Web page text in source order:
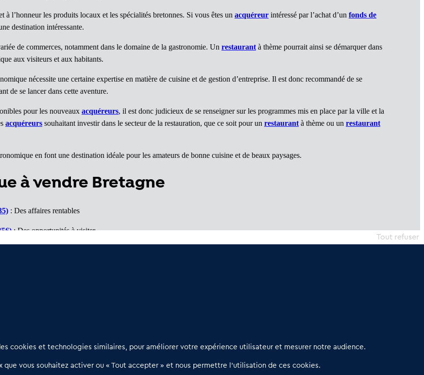
l’honneur les produits locaux et les spécialités bretonnes. Si vous êtes un acquéreur intéressé par l’achat d’un fonds de
destination intéressante.
de commerces, notamment dans le domaine de la gastronomie. Un restaurant à thème pourrait ainsi se démarquer dans
aux visiteurs et aux habitants.
nécessite une certaine expertise en matière de cuisine et de gestion d’entreprise. Il est donc recommandé de se
de se lancer dans cette aventure.
pour les nouveaux acquéreurs, il est donc judicieux de se renseigner sur les programmes mis en place par la ville et la
acquéreurs souhaitant investir dans le secteur de la restauration, que ce soit pour un restaurant à thème ou un restaurant
en font une destination idéale pour les amateurs de bonne cuisine et de beaux paysages.
à vendre Bretagne
: Des affaires rentables
: Des opportunités à visiter
54 56 03 17
nous
cookies et technologies similaires, pour améliorer votre expérience utilisateur et mesurer notre audience.
que vous souhaitez activer ou « Tout accepter » et nous permettre l’utilisation de ces cookies.
Tout refuser